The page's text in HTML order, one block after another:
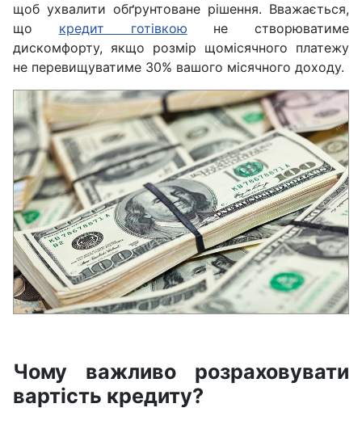
щоб ухвалити обґрунтоване рішення. Вважається,
що кредит готівкою не створюватиме
дискомфорту, якщо розмір щомісячного платежу
не перевищуватиме 30% вашого місячного доходу.
Чому важливо розраховувати
вартість кредиту?